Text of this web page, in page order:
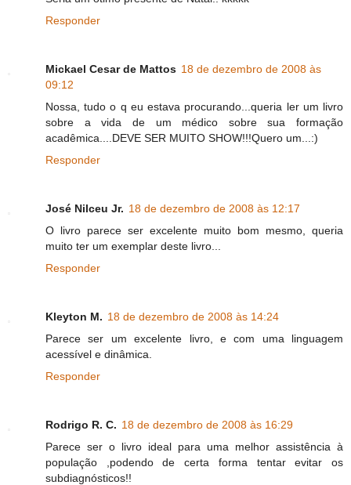
Responder
Mickael Cesar de Mattos 18 de dezembro de 2008 às
09:12
Nossa, tudo o q eu estava procurando...queria ler um livro
sobre a vida de um médico sobre sua formação
acadêmica....DEVE SER MUITO SHOW!!!Quero um...:)
Responder
José Nilceu Jr. 18 de dezembro de 2008 às 12:17
O livro parece ser excelente muito bom mesmo, queria
muito ter um exemplar deste livro...
Responder
Kleyton M. 18 de dezembro de 2008 às 14:24
Parece ser um excelente livro, e com uma linguagem
acessível e dinâmica.
Responder
Rodrigo R. C. 18 de dezembro de 2008 às 16:29
Parece ser o livro ideal para uma melhor assistência à
população ,podendo de certa forma tentar evitar os
subdiagnósticos!!